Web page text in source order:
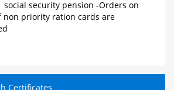
social security pension -Orders on
non priority ration cards are